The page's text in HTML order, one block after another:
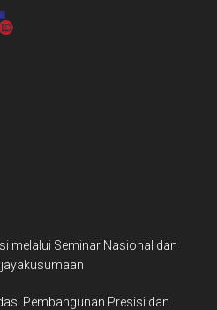
melalui Seminar Nasional dan
Pembangunan Presisi dan